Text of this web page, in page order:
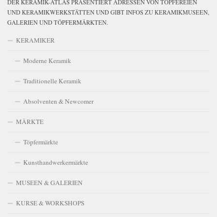
DER KERAMIK-ATLAS PRÄSENTIERT ADRESSEN VON TÖPFEREIEN
UND KERAMIKWERKSTÄTTEN UND GIBT INFOS ZU KERAMIKMUSEEN,
GALERIEN UND TÖPFERMÄRKTEN.
KERAMIKER
Moderne Keramik
Traditionelle Keramik
Absolventen & Newcomer
MÄRKTE
Töpfermärkte
Kunsthandwerkermärkte
MUSEEN & GALERIEN
KURSE & WORKSHOPS